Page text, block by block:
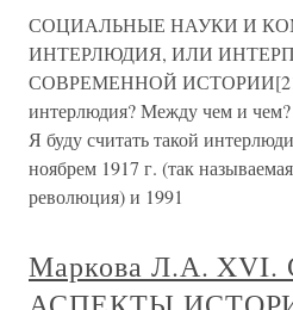
СОЦИАЛЬНЫЕ НАУКИ И
ИНТЕРЛЮДИЯ, ИЛИ
СОВРЕМЕННОЙ
интерлюдия? Между чем и чем?
Я буду считать такой
ноябрем 1917 г. (так
революция) и 1991
Маркова Л.А.